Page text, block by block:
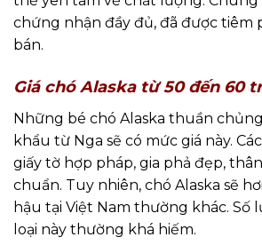
chứng nhận đầy đủ, đã được tiêm
bán.
Giá chó Alaska từ 50 đến 60
Những bé chó Alaska thuần
khẩu từ Nga sẽ có mức giá này.
giấy tờ hợp pháp, gia phả đẹp,
chuẩn. Tuy nhiên, chó Alaska sẽ
hậu tại Việt Nam thường khác. Số
loại này thường khá hiếm.